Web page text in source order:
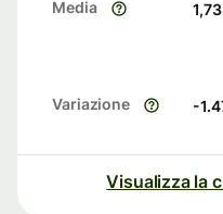
Media
Variazione -
Visualizza la